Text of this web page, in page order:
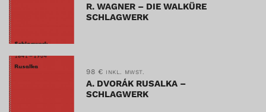
R. WAGNER – DIE WALKÜRE
SCHLAGWERK
98 € INKL. MWST.
A. DVORÁK RUSALKA –
SCHLAGWERK